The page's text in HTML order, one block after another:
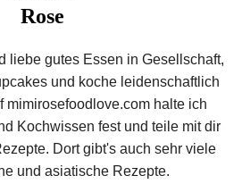
Rose
liebe gutes Essen in Gesellschaft,
und koche leidenschaftlich
mimirosefoodlove.com halte ich
Kochwissen fest und teile mit dir
Dort gibt's auch sehr viele
und asiatische Rezepte.